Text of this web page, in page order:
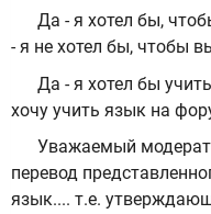
Да - я хотел бы,
- я не хотел бы, чтобы
Да - я хотел бы
хочу учить язык на
Уважаемый
перевод
язык.... т.е.